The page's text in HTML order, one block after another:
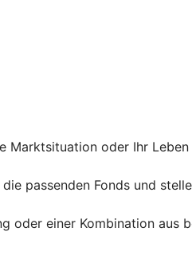
Marktsituation oder Ihr
passenden Fonds und
oder einer Kombination aus